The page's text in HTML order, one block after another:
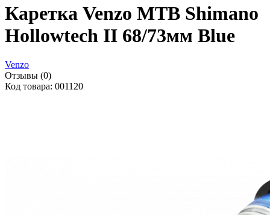
Каретка Venzo MTB Shimano
Hollowtech II 68/73мм Blue
Venzo
Отзывы (0)
Код товара: 001120